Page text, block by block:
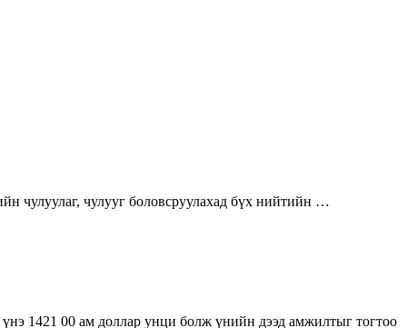
чулуулаг, чулууг боловсруулахад бүх нийтийн …
1421 00 ам доллар унци болж үнийн дээд амжилтыг тогтоо